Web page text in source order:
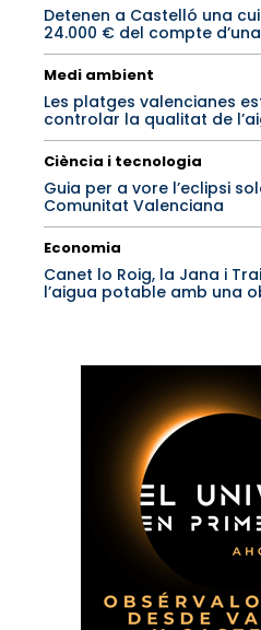
Detenen a Castelló una
24.000 € del compte
Medi ambient
Les platges valencianes
controlar la qualitat de
Ciència i tecnologia
Guia per a vore l’eclipsi
Comunitat Valenciana
Economia
Canet lo Roig, la Jana i
l’aigua potable amb una